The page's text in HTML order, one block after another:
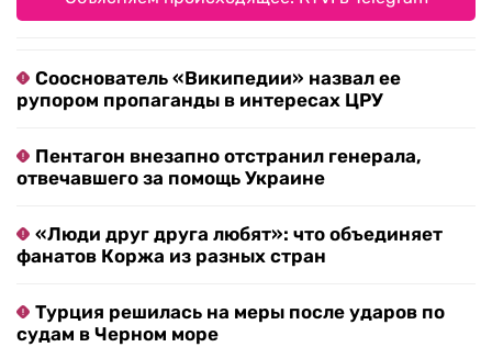
Сооснователь «Википедии» назвал ее
рупором пропаганды в интересах ЦРУ
Пентагон внезапно отстранил генерала,
отвечавшего за помощь Украине
«Люди друг друга любят»: что объединяет
фанатов Коржа из разных стран
Турция решилась на меры после ударов по
судам в Черном море